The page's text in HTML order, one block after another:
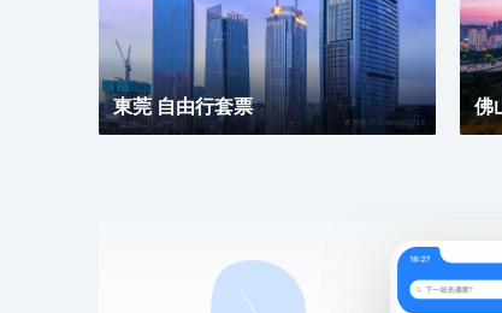
東莞 自由行套票 佛